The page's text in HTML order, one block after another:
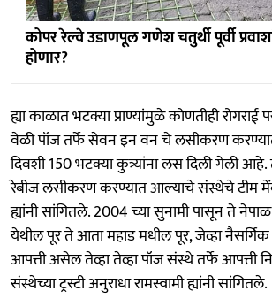
कोपर रेल्वे उडाणपूल गणेश चतुर्थी पूर्वी
होणार?
ह्या काळात भटक्या प्राण्यांमुळे कोणतीही
वेळी पॉज तर्फे सेवन इन वन चे लसीकरण
दिवशी 150 भटक्या कुत्र्यांना लस दिली गेली
रेबीज लसीकरण करण्यात आल्याचे संस्थेचे टीम
ह्यांनी सांगितले. 2004 च्या सुनामी पासून ते
येथील पूर ते आता महाड मधील पूर, जेव्हा नैसर्गिक
आपत्ती असेल तेव्हा तेव्हा पॉज संस्थे तर्फे
संस्थेच्या ट्रस्टी अनुराधा रामस्वामी ह्यांनी सांगितले.